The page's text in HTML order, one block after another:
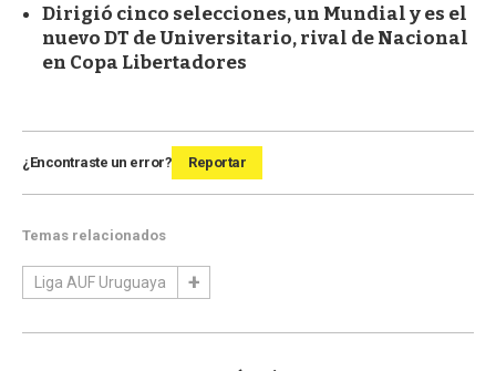
Dirigió cinco selecciones, un Mundial y es el
nuevo DT de Universitario, rival de Nacional
en Copa Libertadores
¿Encontraste un error? Reportar
Temas relacionados
Liga AUF Uruguaya